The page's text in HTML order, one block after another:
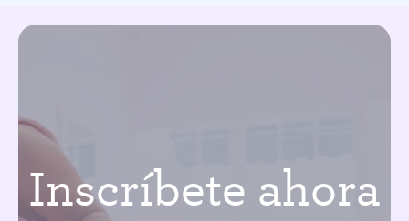
Inscríbete ahora